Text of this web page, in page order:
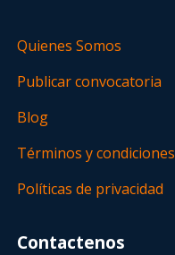
Quienes Somos
Publicar convocatoria
Blog
Términos y condiciones
Políticas de privacidad
Contactenos